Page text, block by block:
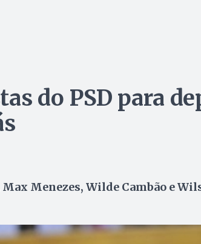
do PSD para
Menezes, Wilde Cambão e